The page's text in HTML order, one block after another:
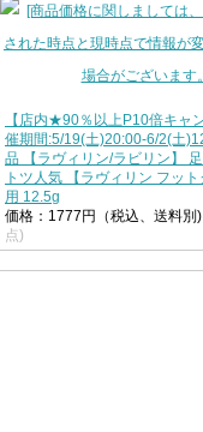
【店内★90％以上P10倍キャ
催期間:5/19(土)20:00-6/2(土
品 【ラヴィリン/ラビリン】
トツ人気 【ラヴィリン フッ
用 12.5g
価格：1777円（税込、送料別)
点)